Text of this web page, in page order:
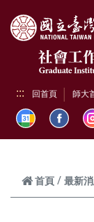
::: 回首頁 師大
首頁 最新